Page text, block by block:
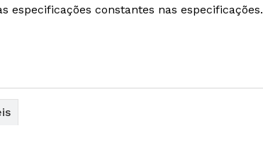
especificações constantes nas especificações.